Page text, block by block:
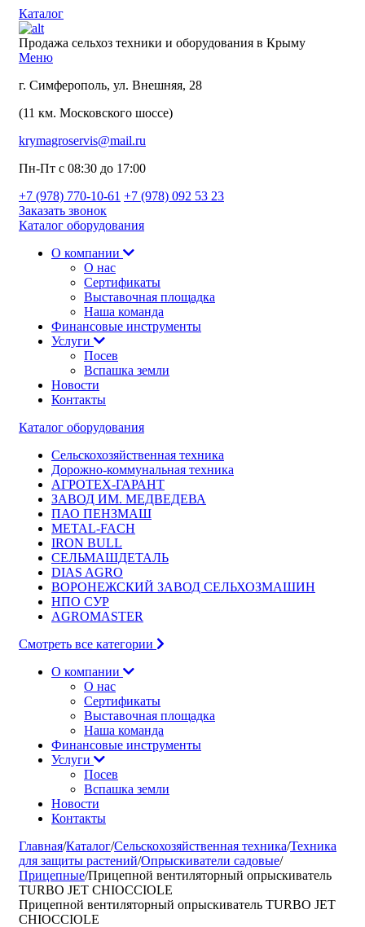
Каталог
Продажа сельхоз техники и оборудования в Крыму
Меню
г. Симферополь, ул. Внешняя, 28
(11 км. Московского шоссе)
krymagroservis@mail.ru
Пн-Пт с 08:30 до 17:00
+7 (978) 770-10-61 +7 (978) 092 53 23
Заказать звонок
Каталог оборудования
О компании
О нас
Сертификаты
Выставочная площадка
Наша команда
Финансовые инструменты
Услуги
Посев
Вспашка земли
Новости
Контакты
Каталог оборудования
Сельскохозяйственная техника
Дорожно-коммунальная техника
АГРОТЕХ-ГАРАНТ
ЗАВОД ИМ. МЕДВЕДЕВА
ПАО ПЕНЗМАШ
METAL-FACH
IRON BULL
СЕЛЬМАШДЕТАЛЬ
DIAS AGRO
ВОРОНЕЖСКИЙ ЗАВОД СЕЛЬХОЗМАШИН
НПО СУР
AGROMASTER
Смотреть все категории
О компании
О нас
Сертификаты
Выставочная площадка
Наша команда
Финансовые инструменты
Услуги
Посев
Вспашка земли
Новости
Контакты
Главная/Каталог/Сельскохозяйственная техника/Техника
для защиты растений/Опрыскиватели садовые/
Прицепные/Прицепной вентиляторный опрыскиватель
TURBO JET CHIOCCIOLE
Прицепной вентиляторный опрыскиватель TURBO JET
CHIOCCIOLE